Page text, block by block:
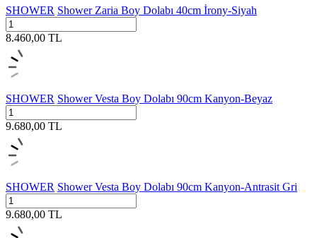
SHOWER Shower Zaria Boy Dolabı 40cm İrony-Siyah
8.460,00 TL
SHOWER Shower Vesta Boy Dolabı 90cm Kanyon-Beyaz
9.680,00 TL
SHOWER Shower Vesta Boy Dolabı 90cm Kanyon-Antrasit Gri
9.680,00 TL